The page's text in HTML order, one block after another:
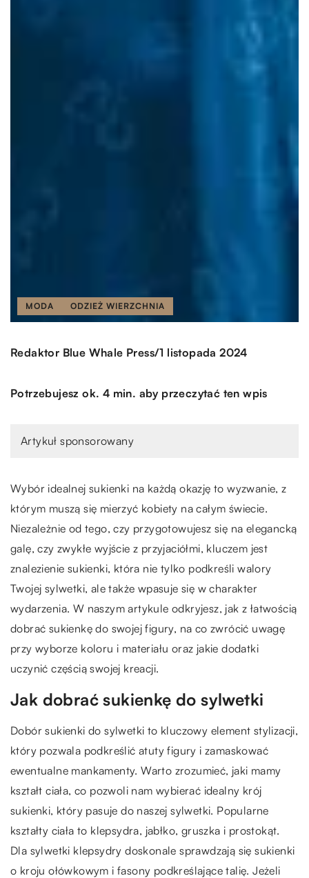
MODA ODZIEŻ WIERZCHNIA
Redaktor Blue Whale Press/1 listopada 2024
Potrzebujesz ok. 4 min. aby przeczytać ten wpis
Artykuł sponsorowany
Wybór idealnej sukienki na każdą okazję to wyzwanie, z
którym muszą się mierzyć kobiety na całym świecie.
Niezależnie od tego, czy przygotowujesz się na elegancką
galę, czy zwykłe wyjście z przyjaciółmi, kluczem jest
znalezienie sukienki, która nie tylko podkreśli walory
Twojej sylwetki, ale także wpasuje się w charakter
wydarzenia. W naszym artykule odkryjesz, jak z łatwością
dobrać sukienkę do swojej figury, na co zwrócić uwagę
przy wyborze koloru i materiału oraz jakie dodatki
uczynić częścią swojej kreacji.
Jak dobrać sukienkę do sylwetki
Dobór sukienki do sylwetki to kluczowy element stylizacji,
który pozwala podkreślić atuty figury i zamaskować
ewentualne mankamenty. Warto zrozumieć, jaki mamy
kształt ciała, co pozwoli nam wybierać idealny krój
sukienki, który pasuje do naszej sylwetki. Popularne
kształty ciała to klepsydra, jabłko, gruszka i prostokąt.
Dla sylwetki klepsydry doskonale sprawdzają się sukienki
o kroju ołówkowym i fasony podkreślające talię. Jeżeli